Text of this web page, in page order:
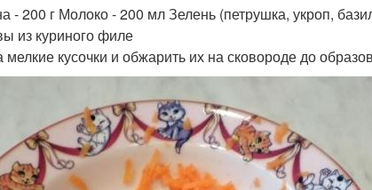
- 200 г Молоко - 200 мл Зелень (петрушка, укроп,
из куриного филе
кусочки и обжарить их на сковороде до